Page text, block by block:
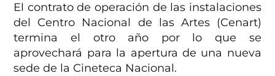
El contrato de operación de las instalaciones
del Centro Nacional de las Artes (Cenart)
termina el otro año por lo que se
aprovechará para la apertura de una nueva
sede de la Cineteca Nacional.